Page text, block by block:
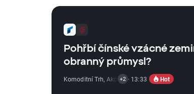
Pohřbí čínské vzácné
obranný průmysl?
Komoditní Trh, Akciový Trh,ETF Zprávy
+2 · 13:33 Hot